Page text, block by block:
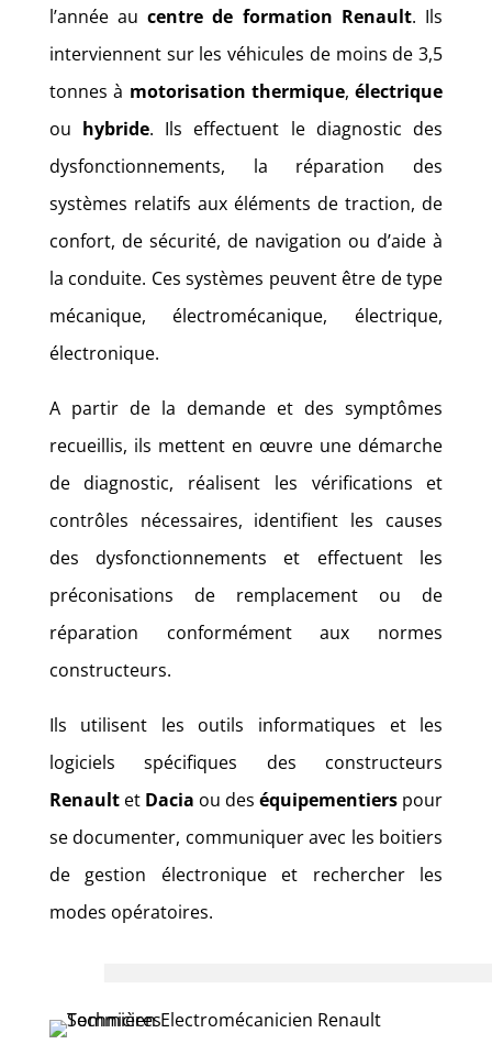
l’année aucentre de formation Renault. Ils
interviennent sur les véhicules de moins de 3,5
tonnes à motorisation thermique,électrique
ou hybride. Ils effectuent le diagnostic des
dysfonctionnements, la réparation des
systèmes relatifs aux éléments de traction, de
confort, de sécurité, de navigation ou d’aide à
la conduite. Ces systèmes peuvent être de type
mécanique, électromécanique, électrique,
électronique.
A partir de la demande et des symptômes
recueillis, ils mettent en œuvre une démarche
de diagnostic, réalisent les vérifications et
contrôles nécessaires, identifient les causes
des dysfonctionnements et effectuent les
préconisations de remplacement ou de
réparation conformément aux normes
constructeurs.
Ils utilisent les outils informatiques et les
logiciels spécifiques des constructeurs
Renaultet Dacia ou deséquipementiers pour
se documenter, communiquer avec les boitiers
de gestion électronique et rechercher les
modes opératoires.